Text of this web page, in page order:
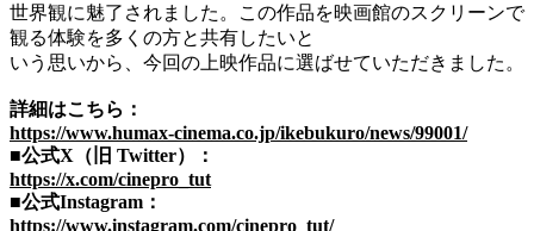
世界観に魅了されました。この作品を映画館のスクリーンで
観る体験を多くの方と共有したいと
いう思いから、今回の上映作品に選ばせていただきました。
詳細はこちら：
https://www.humax-cinema.co.jp/ikebukuro/news/99001/
■公式X（旧 Twitter）：
https://x.com/cinepro_tut
■公式Instagram：
https://www.instagram.com/cinepro_tut/